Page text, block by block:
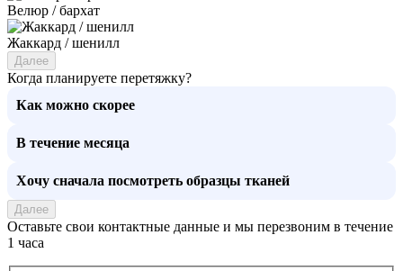
Велюр / бархат
Жаккард / шенилл
Далее
Когда планируете перетяжку?
Как можно скорее
В течение месяца
Хочу сначала посмотреть образцы тканей
Далее
Оставьте свои контактные данные и мы перезвоним в течение
1 часа